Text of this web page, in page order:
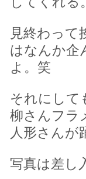
見終わって
はなんか企
よ。笑
それにして
柳さんフラ
人形さんが
写真は差し